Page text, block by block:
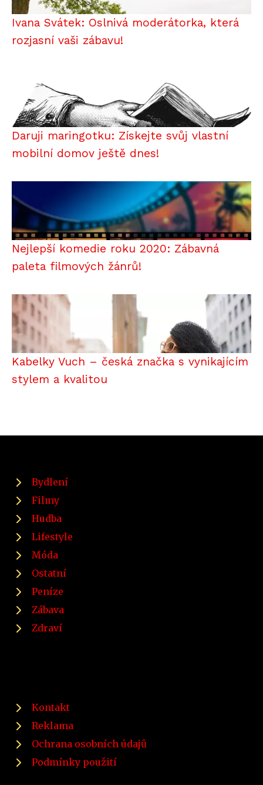
Ivana Svátek: Oslnivá moderátorka, která
rozjasní vaši zábavu!
Daruji maringotku: Získejte svůj vlastní
mobilní domov ještě dnes!
Nejlepší komedie roku 2020: Zábavná
paleta filmových žánrů!
Kabelky Vuch – česká značka s vynikajícím
stylem a kvalitou
Bydlení
Filmy
Hudba
Lifestyle
Móda
Ostatní
Peníze
Zábava
Zdraví
Kontakt
Reklama
Ochrana osobních údajů
Podmínky použití